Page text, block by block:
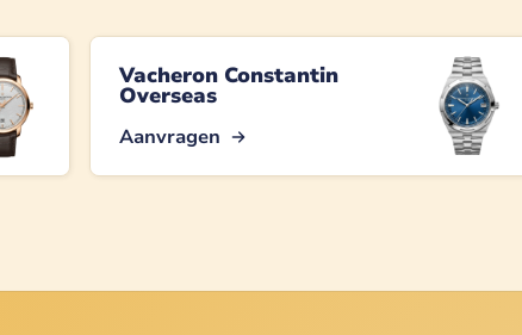
Vacheron Constantin
Overseas
Aanvragen